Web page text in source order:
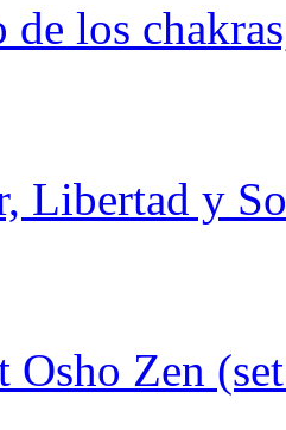
los
Libertad y
Osho Zen